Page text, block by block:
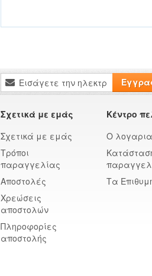
Εγγραφή
στο
Δελτίο:
Σχετικά με εμάς
Σχετικά με εμάς
Τρόποι
παραγγελίας
Αποστολές
Χρεώσεις
αποστολών
Πληροφορίες
αποστολής
Κέντρο
Ο
Τα